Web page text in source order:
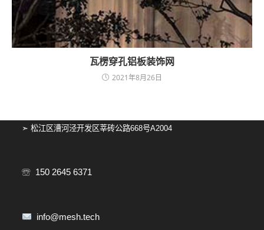
瓦楞穿孔铝板装饰网
2021年8月26日
➣ 松江区漕河泾开发区莘砖公路668号A2004
☏ 150 2645 6371
info@mesh.tech